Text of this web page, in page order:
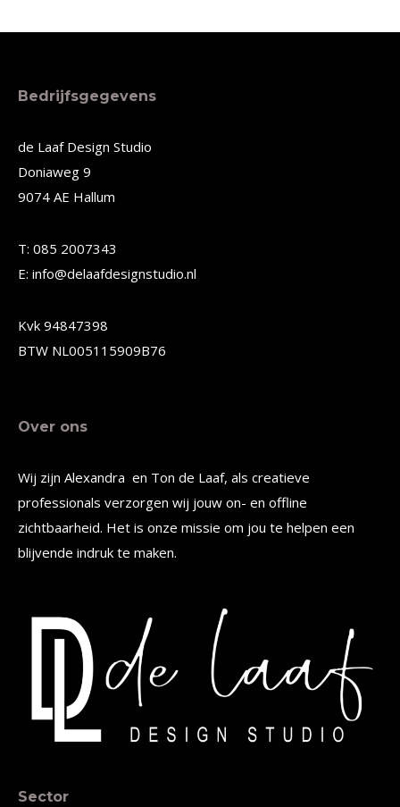
product
meerdere
Deze
optie
kan
worden
de
productpagina
product
Bedrijfsgegevens
de Laaf Design Studio
Doniaweg 9
9074 AE Hallum
T: 085 2007343
E: info@delaafdesignstudio.nl
Kvk 94847398
BTW NL005115909B76
Over ons
Wij zijn Alexandra en Ton de Laaf, als creatieve
professionals verzorgen wij jouw on- en offline
zichtbaarheid. Het is onze missie om jou te helpen een
blijvende indruk te maken.
Sector